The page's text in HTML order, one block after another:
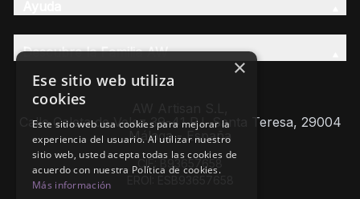
Descubre la Familia AW
Calle Caleta de Velez 39-41 P.I. Santa Teresa, 29004
Málaga - España
CIF: B93657658
×
Ese sitio web utiliza
cookies
Este sitio web usa cookies para mejorar la
experiencia del usuario. Al utilizar nuestro
sitio web, usted acepta todas las cookies de
acuerdo con nuestra Política de cookies.
Más información